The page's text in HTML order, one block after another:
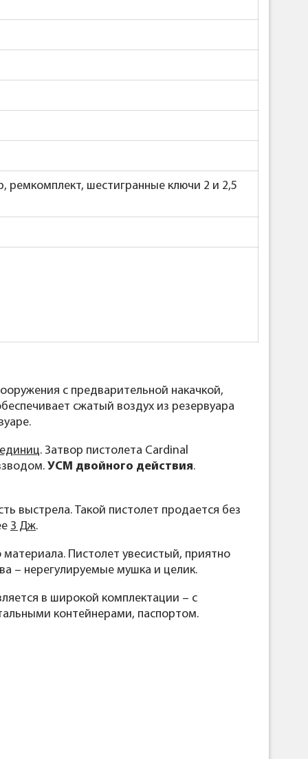
ремкомплект, шестигранные ключи 2 и 2,5
с предварительной накачкой,
сжатый воздух из резервуара
. Затвор пистолета Cardinal
УСМ двойного действия.
выстрела. Такой пистолет продается без
3 Дж.
Пистолет увесистый, приятно
– нерегулируемые мушка и целик.
в широкой комплектации – с
контейнерами, паспортом.